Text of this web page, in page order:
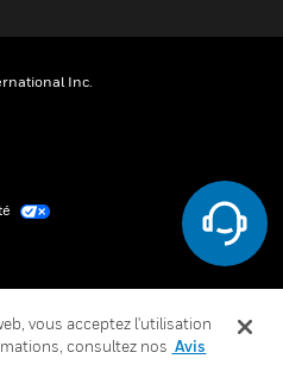
Inc.
vous acceptez l'utilisation
consultez nos Avis